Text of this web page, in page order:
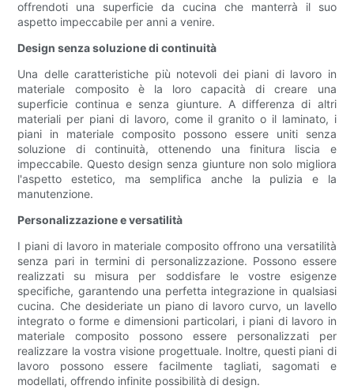
offrendoti una superficie da cucina che manterrà il suo
aspetto impeccabile per anni a venire.
Design senza soluzione di continuità
Una delle caratteristiche più notevoli dei piani di lavoro in
materiale composito è la loro capacità di creare una
superficie continua e senza giunture. A differenza di altri
materiali per piani di lavoro, come il granito o il laminato, i
piani in materiale composito possono essere uniti senza
soluzione di continuità, ottenendo una finitura liscia e
impeccabile. Questo design senza giunture non solo migliora
l'aspetto estetico, ma semplifica anche la pulizia e la
manutenzione.
Personalizzazione e versatilità
I piani di lavoro in materiale composito offrono una versatilità
senza pari in termini di personalizzazione. Possono essere
realizzati su misura per soddisfare le vostre esigenze
specifiche, garantendo una perfetta integrazione in qualsiasi
cucina. Che desideriate un piano di lavoro curvo, un lavello
integrato o forme e dimensioni particolari, i piani di lavoro in
materiale composito possono essere personalizzati per
realizzare la vostra visione progettuale. Inoltre, questi piani di
lavoro possono essere facilmente tagliati, sagomati e
modellati, offrendo infinite possibilità di design.